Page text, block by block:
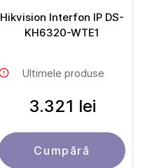
Hikvision Interfon IP DS-
KH6320-WTE1
Ultimele produse
3.321 lei
Cumpără